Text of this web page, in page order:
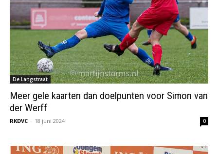
De Langstraat
Meer gele kaarten dan doelpunten voor Simon van
der Werff
RKDVC - 18 juni 2024 0